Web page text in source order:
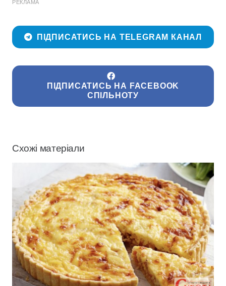
РЕКЛАМА
ПІДПИСАТИСЬ НА TELEGRAM КАНАЛ
ПІДПИСАТИСЬ НА FACEBOOK
СПІЛЬНОТУ
Схожі матеріали